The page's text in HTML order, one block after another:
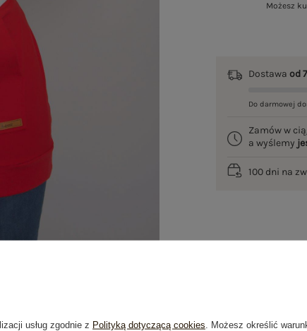
Możesz
Dostawaod
Do darmowej
Zamów w
a wyślemy
100 dni na
usług zgodnie z Polityką dotyczącą cookies . Możesz określić